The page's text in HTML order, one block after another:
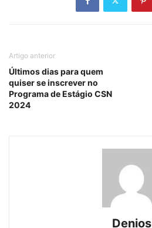
Artigo anterior
Últimos dias para quem
quiser se inscrever no
Programa de Estágio CSN
2024
Denios